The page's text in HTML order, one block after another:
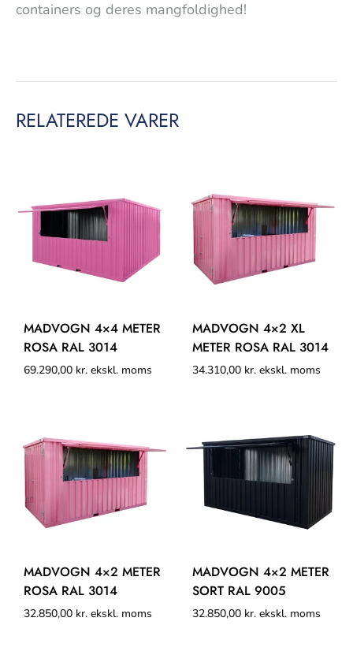
containers og deres mangfoldighed!
RELATEREDE VARER
MADVOGN 4×4 METER
ROSA RAL 3014
69.290,00 kr. ekskl. moms
MADVOGN 4×2 XL
METER ROSA RAL 3014
34.310,00 kr. ekskl. moms
MADVOGN 4×2 METER
ROSA RAL 3014
32.850,00 kr. ekskl. moms
MADVOGN 4×2 METER
SORT RAL 9005
32.850,00 kr. ekskl. moms